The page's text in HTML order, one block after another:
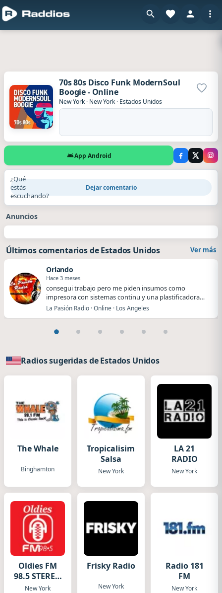
70s 80s Disco Funk ModernSoul
Boogie - Online
New York · New York · Estados Unidos
App Android
¿Qué
estás
escuchando?
Dejar comentario
Anuncios
Últimos comentarios de Estados Unidos Ver más
Orlando
Hace 3 meses
​​consegui trabajo pero me piden insumos como
impresora con sistemas continu y una plastificadora
me…
La Pasión Radio · Online · Los Angeles
Radios sugeridas de Estados Unidos
The Whale
Binghamton
Tropicalisima
Salsa
New York
LA 21
RADIO
New York
Oldies FM
98.5 STEREO
Live
New York
Frisky Radio
New York
Radio 181
FM
New York